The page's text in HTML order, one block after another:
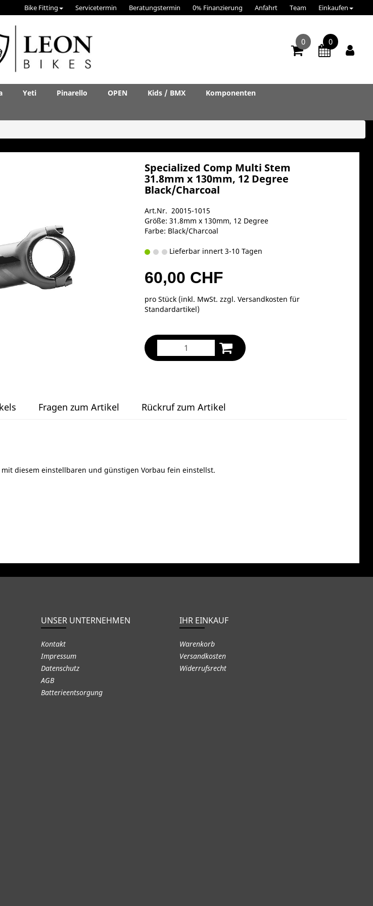
Bike Fitting Servicetermin Beratungstermin 0% Finanzierung Anfahrt Team Einkaufen
0 0
Yeti Pinarello OPEN Kids / BMX
Komponenten
Specialized Comp Multi Stem
31.8mm x 130mm, 12 Degree
Black/Charcoal
Art.Nr. 20015-1015
Größe: 31.8mm x 130mm, 12 Degree
Farbe: Black/Charcoal
Lieferbar innert 3-10 Tagen
60,00 CHF
pro Stück (inkl. MwSt. zzgl.Versandkosten für
Standardartikel)
Fragen zum Artikel Rückruf zum Artikel
diesem einstellbaren und günstigen Vorbau fein einstellst.
UNSER UNTERNEHMEN
Kontakt
Impressum
Datenschutz
AGB
Batterieentsorgung
IHR EINKAUF
Warenkorb
Versandkosten
Widerrufsrecht